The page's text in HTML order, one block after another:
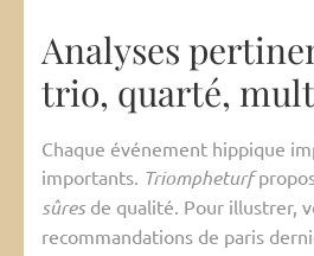
Analyses
trio, quarté,
Chaque événement hippique
importants. Triompheturf
sûresde qualité. Pour illustrer,
recommandations de paris